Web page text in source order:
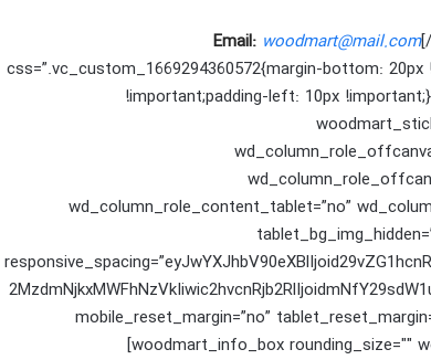
Email: woodmart@mail.com
css=”.vc_custom_1669294360572{margin-bottom:
!important;padding-left: 10px
wd_column_role_content_tablet=”no”
mobile_reset_margin=”no”
[woodmart_info_box rounding_size=""